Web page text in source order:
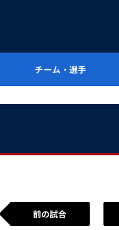
チーム・選手
前の試合